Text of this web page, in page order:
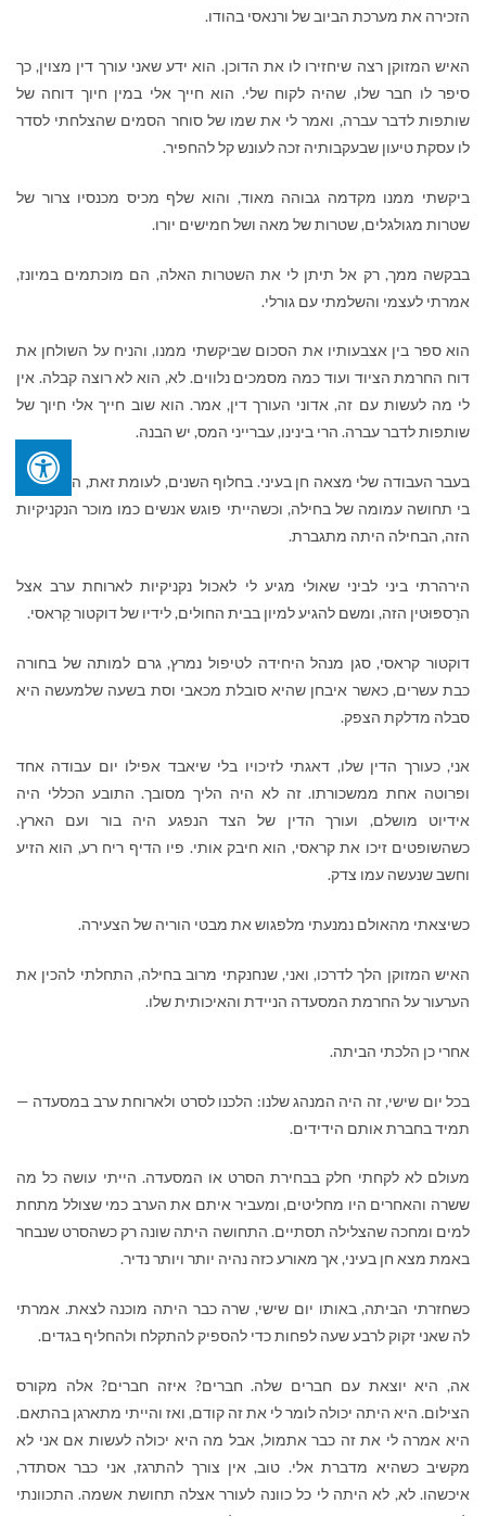
הזכירה את מערכת הביוב של ורנאסי בהודו.
האיש המזוקן רצה שיחזירו לו את הדוכן. הוא ידע שאני עורך דין מצוין, כך
סיפר לו חבר שלו, שהיה לקוח שלי. הוא חייך אלי במין חיוך דוחה של
שותפות לדבר עברה, ואמר לי את שמו של סוחר הסמים שהצלחתי לסדר
לו עסקת טיעון שבעקבותיה זכה לעונש קל להחפיר.
ביקשתי ממנו מקדמה גבוהה מאוד, והוא שלף מכיס מכנסיו צרור של
שטרות מגולגלים, שטרות של מאה ושל חמישים יורו.
בבקשה ממך, רק אל תיתן לי את השטרות האלה, הם מוכתמים במיונז,
אמרתי לעצמי והשלמתי עם גורלי.
הוא ספר בין אצבעותיו את הסכום שביקשתי ממנו, והניח על השולחן את
דוח החרמת הציוד ועוד כמה מסמכים נלווים. לא, הוא לא רוצה קבלה. אין
לי מה לעשות עם זה, אדוני העורך דין, אמר. הוא שוב חייך אלי חיוך של
שותפות לדבר עברה. הרי בינינו, עברייני המס, יש הבנה.
בעבר העבודה שלי מצאה חן בעיני. בחלוף השנים, לעומת זאת, היא עוררה
בי תחושה עמומה של בחילה, וכשהייתי פוגש אנשים כמו מוכר הנקניקיות
הזה, הבחילה היתה מתגברת.
הירהרתי ביני לביני שאולי מגיע לי לאכול נקניקיות לארוחת ערב אצל
הרַספּוּטין הזה, ומשם להגיע למיון בבית החולים, לידיו של דוקטור קַראסי.
דוקטור קראסי, סגן מנהל היחידה לטיפול נמרץ, גרם למותה של בחורה
כבת עשרים, כאשר איבחן שהיא סובלת מכאבי וסת בשעה שלמעשה היא
סבלה מדלקת הצפק.
אני, כעורך הדין שלו, דאגתי לזיכויו בלי שיאבד אפילו יום עבודה אחד
ופרוטה אחת ממשכורתו. זה לא היה הליך מסובך. התובע הכללי היה
אידיוט מושלם, ועורך הדין של הצד הנפגע היה בור ועם הארץ.
כשהשופטים זיכו את קראסי, הוא חיבק אותי. פיו הדיף ריח רע, הוא הזיע
וחשב שנעשה עמו צדק.
כשיצאתי מהאולם נמנעתי מלפגוש את מבטי הוריה של הצעירה.
האיש המזוקן הלך לדרכו, ואני, שנחנקתי מרוב בחילה, התחלתי להכין את
הערעור על החרמת המסעדה הניידת והאיכותית שלו.
אחרי כן הלכתי הביתה.
בכל יום שישי, זה היה המנהג שלנו: הלכנו לסרט ולארוחת ערב במסעדה —
תמיד בחברת אותם הידידים.
מעולם לא לקחתי חלק בבחירת הסרט או המסעדה. הייתי עושה כל מה
ששרה והאחרים היו מחליטים, ומעביר איתם את הערב כמי שצולל מתחת
למים ומחכה שהצלילה תסתיים. התחושה היתה שונה רק כשהסרט שנבחר
באמת מצא חן בעיני, אך מאורע כזה נהיה יותר ויותר נדיר.
כשחזרתי הביתה, באותו יום שישי, שרה כבר היתה מוכנה לצאת. אמרתי
לה שאני זקוק לרבע שעה לפחות כדי להספיק להתקלח ולהחליף בגדים.
אה, היא יוצאת עם חברים שלה. חברים? איזה חברים? אלה מקורס
הצילום. היא היתה יכולה לומר לי את זה קודם, ואז והייתי מתארגן בהתאם.
היא אמרה לי את זה כבר אתמול, אבל מה היא יכולה לעשות אם אני לא
מקשיב כשהיא מדברת אלי. טוב, אין צורך להתרגז, אני כבר אסתדר,
איכשהו. לא, לא היתה לי כל כוונה לעורר אצלה תחושת אשמה. התכוונתי